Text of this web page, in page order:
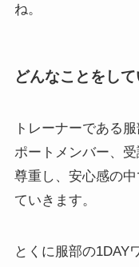
ね。
どんなことをし
トレーナーである
ポートメンバー、
尊重し、安心感の
ていきます。
とくに服部の1DAY